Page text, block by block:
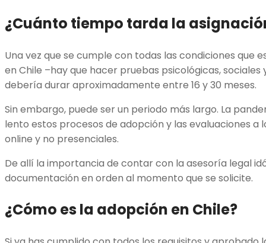
¿Cuánto tiempo tarda la
Una vez que se cumple con todas las condiciones que
en Chile –hay que hacer pruebas psicológicas,
debería durar aproximadamente entre 16 y 30 meses.
Sin embargo, puede ser un periodo más largo. La
lento estos procesos de adopción y las evaluaciones a
online y no presenciales.
De allí la importancia de contar con la asesoría legal
documentación en orden al momento que se solicite.
¿Cómo es la adopción en Chile?